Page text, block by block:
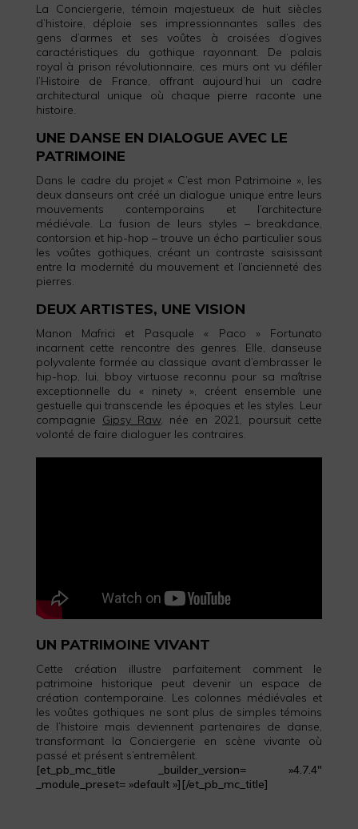
La Conciergerie, témoin majestueux de huit siècles
d’histoire, déploie ses impressionnantes salles des
gens d’armes et ses voûtes à croisées d’ogives
caractéristiques du gothique rayonnant. De palais
royal à prison révolutionnaire, ces murs ont vu défiler
l’Histoire de France, offrant aujourd’hui un cadre
architectural unique où chaque pierre raconte une
histoire.
UNE DANSE EN DIALOGUE AVEC LE
PATRIMOINE
Dans le cadre du projet « C’est mon Patrimoine », les
deux danseurs ont créé un dialogue unique entre leurs
mouvements contemporains et l’architecture
médiévale. La fusion de leurs styles – breakdance,
contorsion et hip-hop – trouve un écho particulier sous
les voûtes gothiques, créant un contraste saisissant
entre la modernité du mouvement et l’ancienneté des
pierres.
DEUX ARTISTES, UNE VISION
Manon Mafrici et Pasquale « Paco » Fortunato
incarnent cette rencontre des genres. Elle, danseuse
polyvalente formée au classique avant d’embrasser le
hip-hop, lui, bboy virtuose reconnu pour sa maîtrise
exceptionnelle du « ninety », créent ensemble une
gestuelle qui transcende les époques et les styles. Leur
compagnie Gipsy Raw, née en 2021, poursuit cette
volonté de faire dialoguer les contraires.
UN PATRIMOINE VIVANT
Cette création illustre parfaitement comment le
patrimoine historique peut devenir un espace de
création contemporaine. Les colonnes médiévales et
les voûtes gothiques ne sont plus de simples témoins
de l’histoire mais deviennent partenaires de danse,
transformant la Conciergerie en scène vivante où
passé et présent s’entremêlent.
[et_pb_mc_title _builder_version= »4.7.4″
_module_preset= »default »][/et_pb_mc_title]